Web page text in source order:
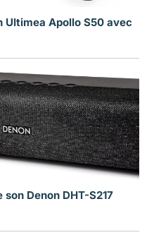
Ultimea Apollo S50 avec
Denon DHT-S217